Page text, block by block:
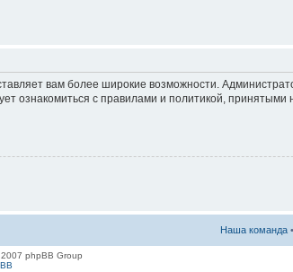
вам более широкие возможности.
ознакомиться с правилами и политикой,
Наша команда •
phpBB Group